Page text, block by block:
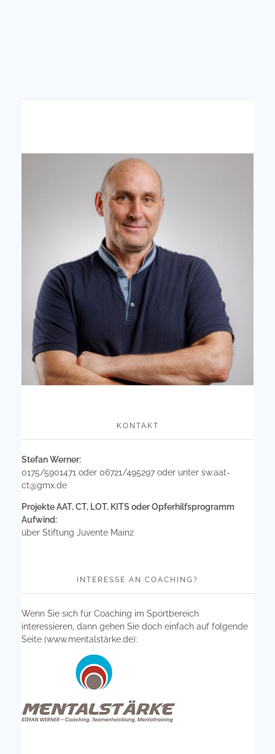
KONTAKT
Stefan Werner:
0175/5901471 oder 06721/495297 oder unter sw.aat-
ct@gmx.de
Projekte AAT, CT, LOT, KITS oder Opferhilfsprogramm
Aufwind:
über Stiftung Juvente Mainz
INTERESSE AN COACHING?
Wenn Sie sich für Coaching im Sportbereich
interessieren, dann gehen Sie doch einfach auf folgende
Seite (www.mentalstärke.de):